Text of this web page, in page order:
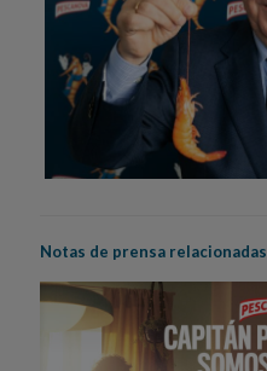
Notas de prensa relacionadas